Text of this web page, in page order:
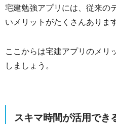
宅建勉強アプリには、従来の
いメリットがたくさんあります
ここからは宅建アプリのメリ
しましょう。
スキマ時間が活用でき